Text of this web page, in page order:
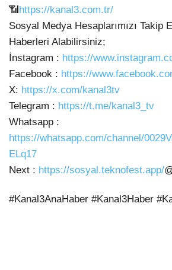
📶https://kanal3.com.tr/
Sosyal Medya Hesaplarımızı Takip
Haberleri Alabilirsiniz;
İnstagram : https://
Facebook : https://
X: https://x.com/kanal3tv
Telegram : https://t.me/kanal3_tv
Whatsapp :
https://whatsapp.com/channel/
ELq17
Next : https://sosyal.teknofest.app/
#Kanal3AnaHaber #Kanal3Haber